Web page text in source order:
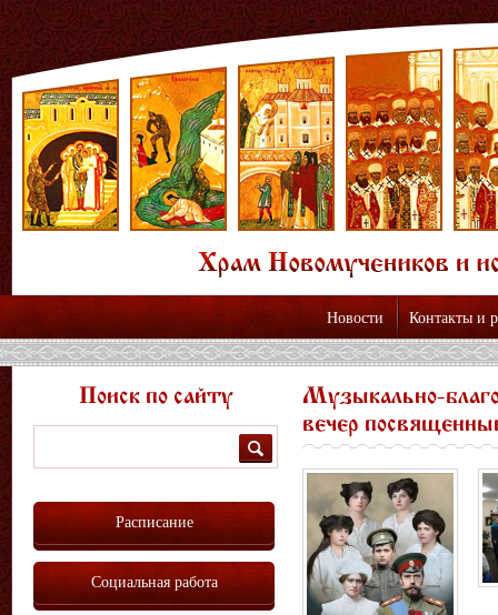
Новости Контакты и
Музыкально-
вечер
Поиск по сайту
Расписание
Социальная работа